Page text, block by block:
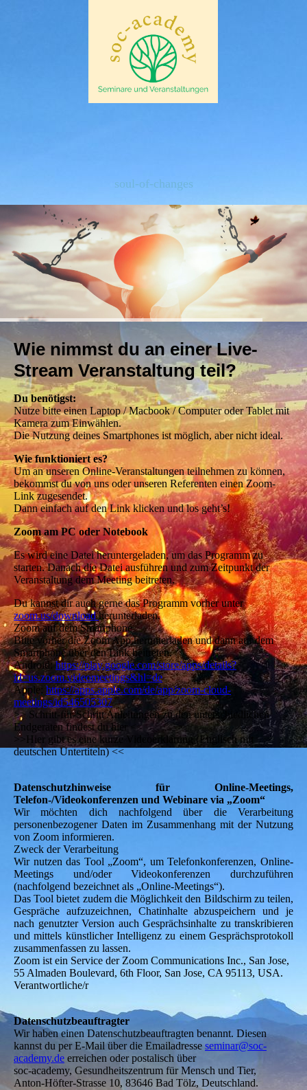
soul-of-changes
Wie nimmst du an einer Live-
Stream Veranstaltung teil?
Du benötigst:
Nutze bitte einen Laptop / Macbook / Computer oder Tablet mit
Kamera zum Einwählen.
Die Nutzung deines Smartphones ist möglich, aber nicht ideal.
Wie funktioniert es?
Um an unseren Online-Veranstaltungen teilnehmen zu können,
bekommst du von uns oder unseren Referenten einen Zoom-
Link zugesendet.
Dann einfach auf den Link klicken und los geht’s!
Zoom am PC oder Notebook
Es wird eine Datei heruntergeladen, um das Programm zu
starten. Danach die Datei ausführen und zum Zeitpunkt der
Veranstaltung dem Meeting beitreten.
Du kannst dir auch gerne das Programm vorher unter
zoom.us/downloadherunterladen.
Zoom auf dem Smartphone
Bitte vorher die Zoom App herunterladen und dann auf dem
Smartphone über den Link beitreten.
Android:https://play.google.com/store/apps/details?
id=us.zoom.videomeetings&hl=de
Apple: https://apps.apple.com/de/app/zoom-cloud-
meetings/id546505307
>> Schritt-für-Schritt Anleitungen zu den unterschiedlichen
Endgeräten findest du hier <<
>>Hier gibt es eine kurze Videoerklärung (Englisch mit
deutschen Untertiteln) <<
Datenschutzhinweise für Online-Meetings,
Telefon-/Videokonferenzen und Webinare via „Zoom“
Wir möchten dich nachfolgend über die Verarbeitung
personenbezogener Daten im Zusammenhang mit der Nutzung
von Zoom informieren.
Zweck der Verarbeitung
Wir nutzen das Tool „Zoom“, um Telefonkonferenzen, Online-
Meetings und/oder Videokonferenzen durchzuführen
(nachfolgend bezeichnet als „Online-Meetings“).
Das Tool bietet zudem die Möglichkeit den Bildschirm zu teilen,
Gespräche aufzuzeichnen, Chatinhalte abzuspeichern und je
nach genutzter Version auch Gesprächsinhalte zu transkribieren
und mittels künstlicher Intelligenz zu einem Gesprächsprotokoll
zusammenfassen zu lassen.
Zoom ist ein Service der Zoom Communications Inc., San Jose,
55 Almaden Boulevard, 6th Floor, San Jose, CA 95113, USA.
Verantwortliche/r
Datenschutzbeauftragter
Wir haben einen Datenschutzbeauftragten benannt. Diesen
kannst du per E-Mail über die Emailadresseseminar@soc-
academy.de erreichen oder postalisch über
soc-academy, Gesundheitszentrum für Mensch und Tier,
Anton-Höfter-Strasse 10, 83646 Bad Tölz, Deutschland.